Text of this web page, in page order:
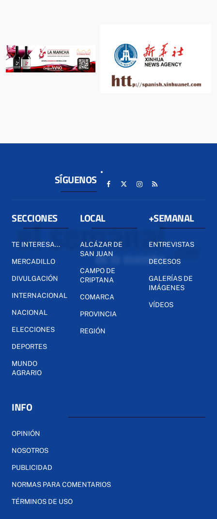
SÍGUENOS
SECCIONES
TE INTERESA...
MERCADILLO
DIVULGACIÓN
INTERNACIONAL
NACIONAL
ELECCIONES
DEPORTES
MUNDO
AGRARIO
LOCAL
ALCÁZAR DE
SAN JUAN
CAMPO DE
CRIPTANA
COMARCA
PROVINCIA
REGIÓN
+SEMANAL
ENTREVISTAS
DECESOS
GALERÍAS DE
IMÁGENES
VÍDEOS
INFO
OPINIÓN
NOSOTROS
PUBLICIDAD
NORMAS PARA COMENTARIOS
TÉRMINOS DE USO